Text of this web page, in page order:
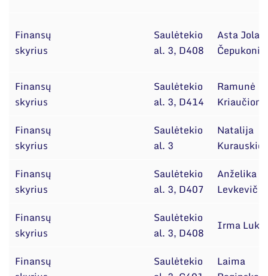
Finansų
skyrius
Saulėtekio
al. 3, D408
Asta
Finansų
skyrius
Saulėtekio
al. 3, D414
Ramunė
Finansų
skyrius
Saulėtekio
al. 3
Natalija
Finansų
skyrius
Saulėtekio
al. 3, D407
Anželika
Levkevič
Finansų
skyrius
Saulėtekio
al. 3, D408
Irma
Finansų
Saulėtekio
Laima